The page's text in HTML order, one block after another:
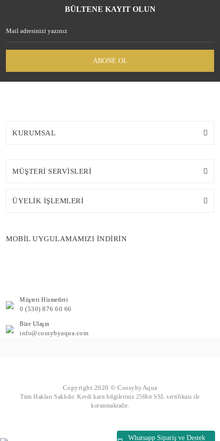
Whatsapp Sipariş ve Destek
BÜLTENE KAYIT OLUN
ABONE OL
KURUMSAL
MÜŞTERİ SERVİSLERİ
ÜYELİK İŞLEMLERİ
MOBİL UYGULAMAMIZI İNDİRİN
Müşteri Hizmetleri
0 (530) 876 60 66
Bize Ulaşın
info@cossybyaqua.com
Copyright 2020 © CossybyAqua
Tüm Hakları Saklıdır. Kredi kartı bilgileriniz 256bit SSL sertifikası ile
korunmaktadır.